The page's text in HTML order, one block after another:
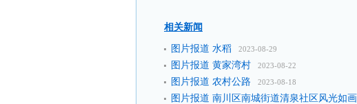
相关新闻
图片报道 水稻 2023-08-29
图片报道 黄家湾村 2023-08-22
图片报道 农村公路 2023-08-18
图片报道 南川区南城街道清泉社区风光如画